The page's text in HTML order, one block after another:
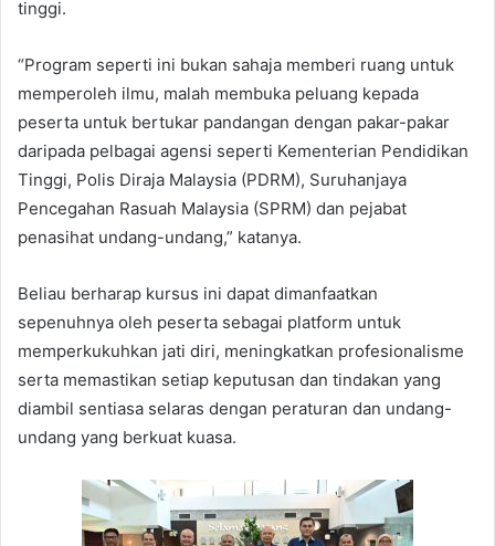
tinggi.
“Program seperti ini bukan sahaja memberi ruang untuk
memperoleh ilmu, malah membuka peluang kepada
peserta untuk bertukar pandangan dengan pakar-pakar
daripada pelbagai agensi seperti Kementerian Pendidikan
Tinggi, Polis Diraja Malaysia (PDRM), Suruhanjaya
Pencegahan Rasuah Malaysia (SPRM) dan pejabat
penasihat undang-undang,” katanya.
Beliau berharap kursus ini dapat dimanfaatkan
sepenuhnya oleh peserta sebagai platform untuk
memperkukuhkan jati diri, meningkatkan profesionalisme
serta memastikan setiap keputusan dan tindakan yang
diambil sentiasa selaras dengan peraturan dan undang-
undang yang berkuat kuasa.